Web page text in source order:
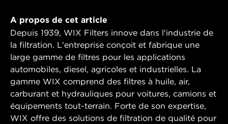
A propos de cet article
Depuis 1939, WIX Filters innove dans l'industrie de
la filtration. L'entreprise conçoit et fabrique une
large gamme de filtres pour les applications
automobiles, diesel, agricoles et industrielles. La
gamme WIX comprend des filtres à huile, air,
carburant et hydrauliques pour voitures, camions et
équipements tout-terrain. Forte de son expertise,
WIX offre des solutions de filtration de qualité pour